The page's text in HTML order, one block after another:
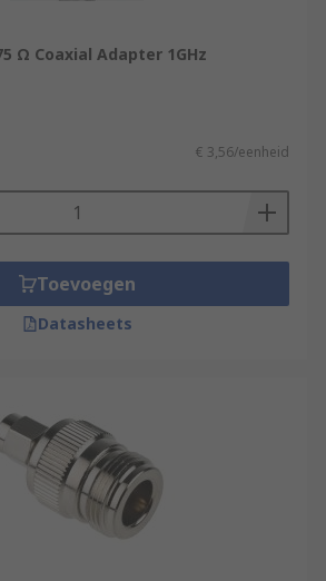
Ω Coaxial Adapter 1GHz
€ 3,56/eenheid
Toevoegen
Datasheets